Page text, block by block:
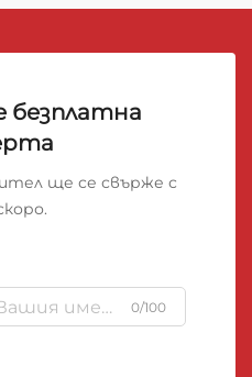
безплатна
ще се свърже с
0/100